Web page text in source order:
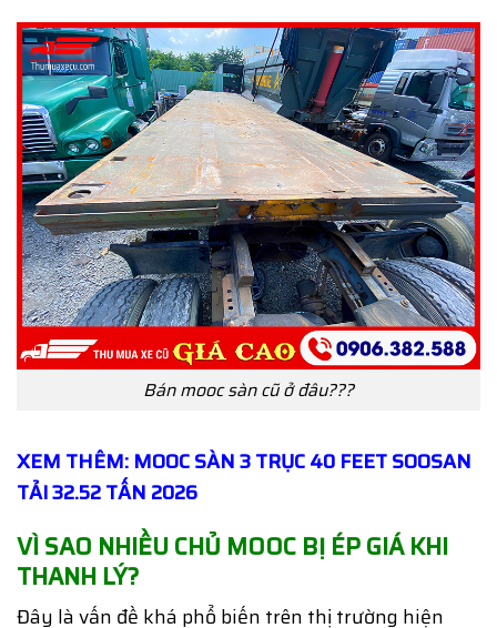
Bán mooc sàn cũ ở đâu???
XEM THÊM: MOOC SÀN 3 TRỤC 40 FEET SOOSAN
TẢI 32.52 TẤN 2026
VÌ SAO NHIỀU CHỦ MOOC BỊ ÉP GIÁ KHI
THANH LÝ?
Đây là vấn đề khá phổ biến trên thị trường hiện